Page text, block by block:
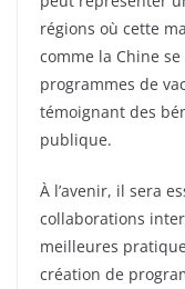
régions où cette
comme la Chine
programmes de
témoignant des
publique.
À l’avenir, il sera
collaborations
meilleures
création de